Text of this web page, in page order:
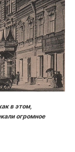
в этом,
огромное